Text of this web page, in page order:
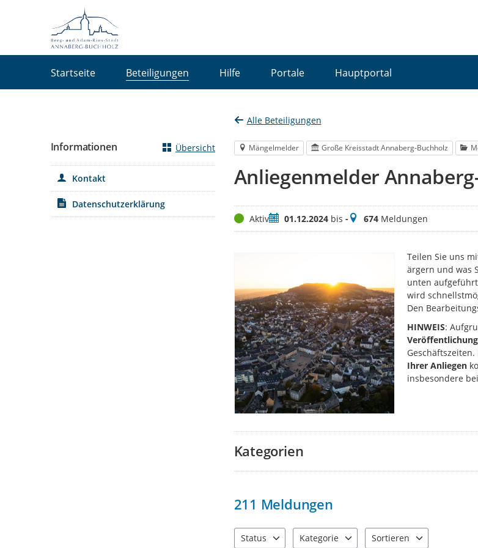
Startseite Beteiligungen Hilfe Portale Hauptportal
Alle Beteiligungen
Mängelmelder Große Kreisstadt Annaberg-Buchholz
Anliegenmelder
StatusAktivZeitraum
01.12.2024bis -Meldungen
674Meldungen
Teilen Sie uns
ärgern und was
unten
wird
Den
HINWEIS:
Ihrer Anliegen
insbesondere
Kategorien
211 Meldungen
Status
Kategorie
Sortieren
Informationen Übersicht
Kontakt
Datenschutzerklärung